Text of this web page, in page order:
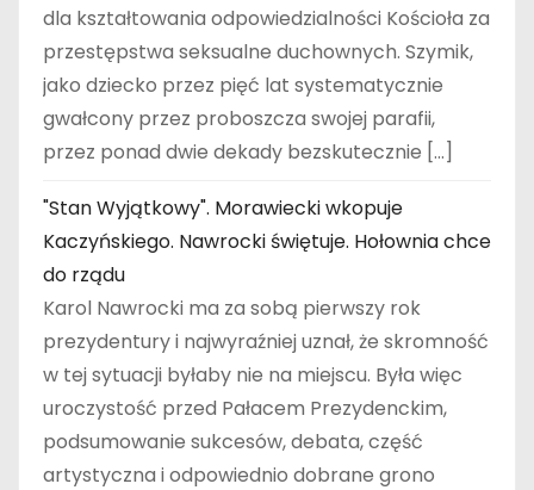
dla kształtowania odpowiedzialności Kościoła za
przestępstwa seksualne duchownych. Szymik,
jako dziecko przez pięć lat systematycznie
gwałcony przez proboszcza swojej parafii,
przez ponad dwie dekady bezskutecznie […]
"Stan Wyjątkowy". Morawiecki wkopuje
Kaczyńskiego. Nawrocki świętuje. Hołownia chce
do rządu
Karol Nawrocki ma za sobą pierwszy rok
prezydentury i najwyraźniej uznał, że skromność
w tej sytuacji byłaby nie na miejscu. Była więc
uroczystość przed Pałacem Prezydenckim,
podsumowanie sukcesów, debata, część
artystyczna i odpowiednio dobrane grono